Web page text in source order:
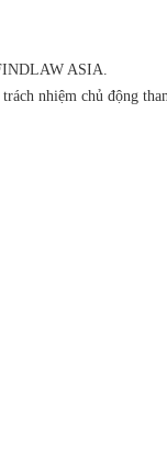
ASIA.
nhiệm chủ động